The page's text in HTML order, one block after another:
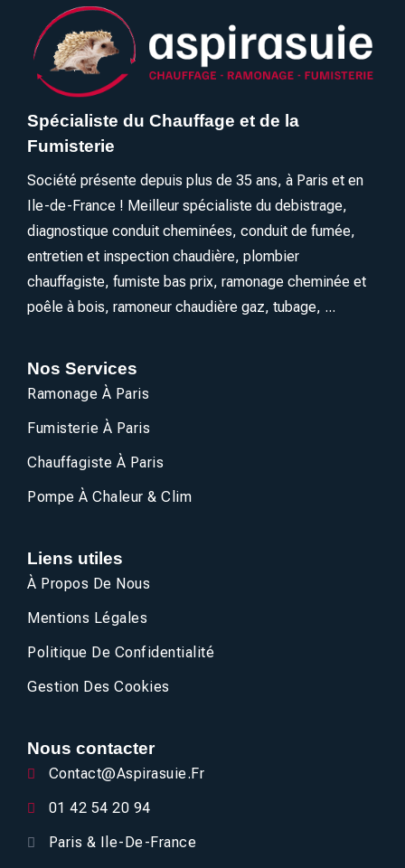
Spécialiste du Chauffage et de la
Fumisterie
Société présente depuis plus de 35 ans, à Paris et en
Ile-de-France ! Meilleur spécialiste du debistrage,
diagnostique conduit cheminées, conduit de fumée,
entretien et inspection chaudière, plombier
chauffagiste, fumiste bas prix, ramonage cheminée et
poêle à bois, ramoneur chaudière gaz, tubage, ...
Nos Services
Ramonage À Paris
Fumisterie À Paris
Chauffagiste À Paris
Pompe À Chaleur & Clim
Liens utiles
À Propos De Nous
Mentions Légales
Politique De Confidentialité
Gestion Des Cookies
Nous contacter
Contact@aspirasuie.fr
01 42 54 20 94
Paris & Ile-De-France